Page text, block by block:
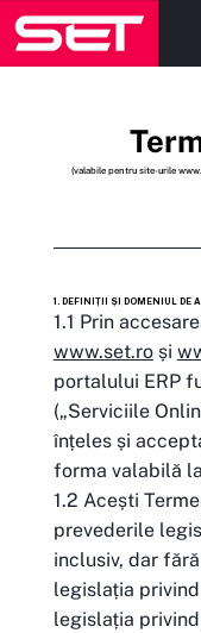
(valabile pentru site-urile
1. DEFINIȚII ȘI DOMENIUL DE
1.1 Prin
www.set.roși
portalului ERP
(„Serviciile
înțeles și
forma valabilă
1.2 Acești
prevederile
inclusiv, dar
legislația
legislația